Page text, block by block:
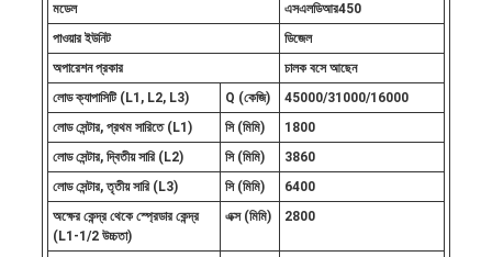
মডেল
এসএলডিআর450
পাওয়ার ইউনিট
ডিজেল
অপারেশন প্রকার
চালক বসে আছেন
লোড ক্যাপাসিটি (L1, L2, L3)
Q (কেজি)
45000/31000/16000
লোড সেন্টার, প্রথম সারিতে (L1)
সি (মিমি)
1800
লোড সেন্টার, দ্বিতীয় সারি (L2)
সি (মিমি)
3860
লোড সেন্টার, তৃতীয় সারি (L3)
সি (মিমি)
6400
অক্ষের কেন্দ্র থেকে স্প্রেডার কেন্দ্র
(L1-1/2 উচ্চতা)
এক্স (মিমি) 2800